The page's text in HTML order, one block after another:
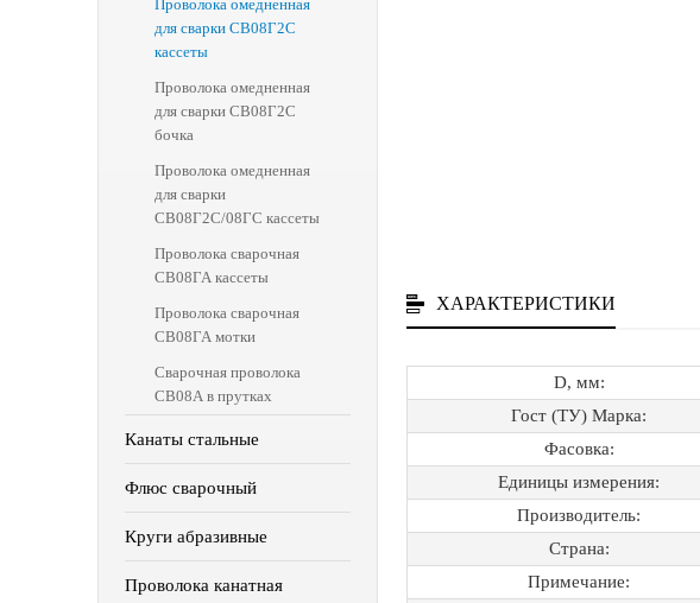
Проволока омедненная
для сварки СВ08Г2С
кассеты
Проволока омедненная
для сварки СВ08Г2С
бочка
Проволока омедненная
для сварки
СВ08Г2С/08ГС кассеты
Проволока сварочная
СВ08ГА кассеты
Проволока сварочная
СВ08ГА мотки
Сварочная проволока
СВ08А в прутках
Канаты стальные
Флюс сварочный
Круги абразивные
Проволока канатная
ХАРАКТЕРИСТИКИ
D, мм:
Гост (ТУ) Марка:
Фасовка:
Единицы измерения:
Производитель:
Страна:
Примечание: